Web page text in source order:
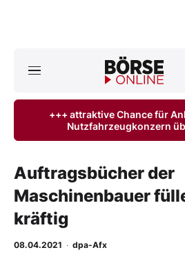
Anlageprodukte
Finanz-Check
Abo & Shop
BO-Musterdepots
+++ attraktive Chance für
Nutzfahrzeugkonzern
Auftragsbücher der
Maschinenbauer
kräftig
08.04.2021 · dpa-Afx